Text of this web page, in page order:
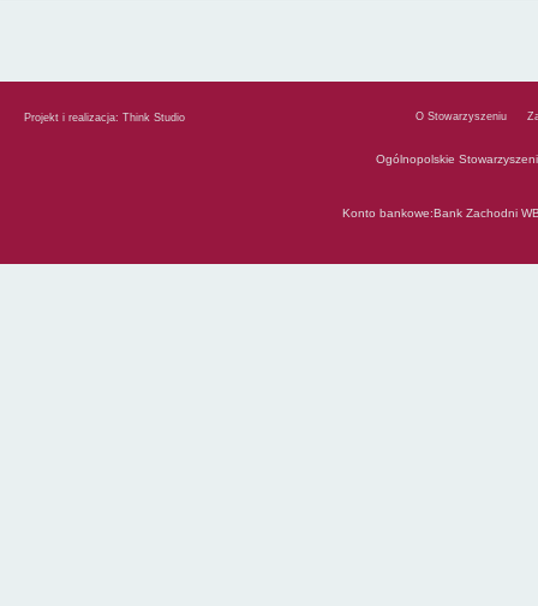
Projekt i realizacja: Think Studio O Stowarzyszeniu
Ogólnopolskie
Konto bankowe:Bank Zachodni